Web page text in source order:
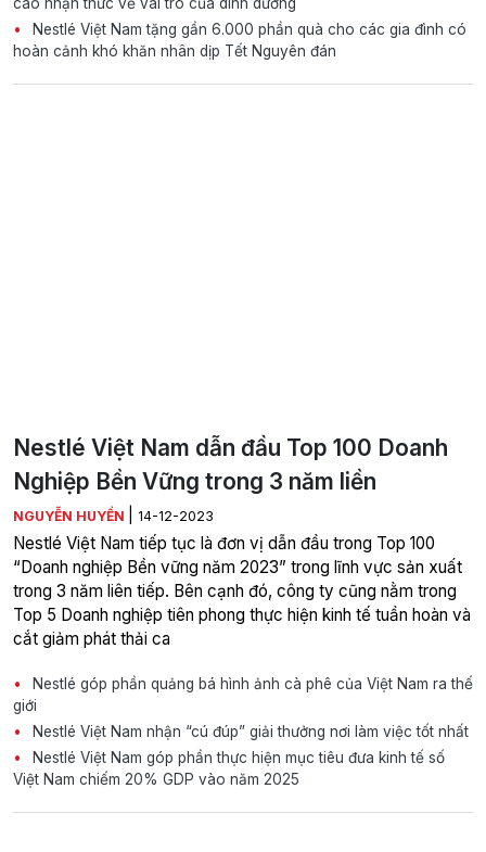
Nestlé Việt Nam tặng gần 6.000 phần quà cho các gia đình có
hoàn cảnh khó khăn nhân dịp Tết Nguyên đán
Nestlé Việt Nam dẫn đầu Top 100 Doanh
Nghiệp Bền Vững trong 3 năm liền
NGUYỄN HUYỀN 14-12-2023
Nestlé Việt Nam tiếp tục là đơn vị dẫn đầu trong Top 100
“Doanh nghiệp Bền vững năm 2023” trong lĩnh vực sản xuất
trong 3 năm liên tiếp. Bên cạnh đó, công ty cũng nằm trong
Top 5 Doanh nghiệp tiên phong thực hiện kinh tế tuần hoàn và
cắt giảm phát thải ca
Nestlé góp phần quảng bá hình ảnh cà phê của Việt Nam ra thế
giới
Nestlé Việt Nam nhận “cú đúp” giải thưởng nơi làm việc tốt nhất
Nestlé Việt Nam góp phần thực hiện mục tiêu đưa kinh tế số
Việt Nam chiếm 20% GDP vào năm 2025